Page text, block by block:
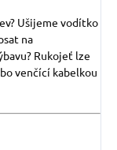
Ušijeme vodítko
na
Rukojeť lze
venčící kabelkou